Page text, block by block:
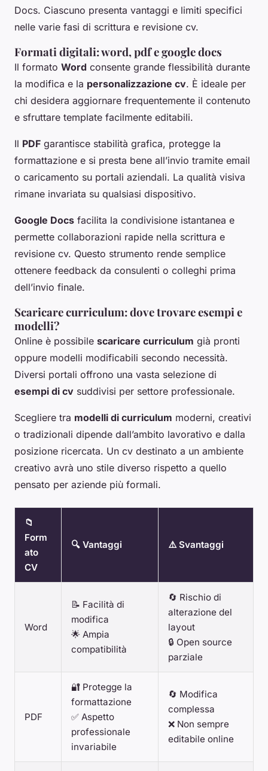
Docs. Ciascuno presenta vantaggi e limiti specifici
nelle varie fasi di scrittura e revisione cv.
Formati digitali: word, pdf e google docs
Il formato Word consente grande flessibilità durante
la modifica e la personalizzazione cv. È ideale per
chi desidera aggiornare frequentemente il contenuto
e sfruttare template facilmente editabili.
Il PDF garantisce stabilità grafica, protegge la
formattazione e si presta bene all’invio tramite email
o caricamento su portali aziendali. La qualità visiva
rimane invariata su qualsiasi dispositivo.
Google Docs facilita la condivisione istantanea e
permette collaborazioni rapide nella scrittura e
revisione cv. Questo strumento rende semplice
ottenere feedback da consulenti o colleghi prima
dell’invio finale.
Scaricare curriculum: dove trovare esempi e
modelli?
Online è possibile scaricare curriculum già pronti
oppure modelli modificabili secondo necessità.
Diversi portali offrono una vasta selezione di
esempi di cv suddivisi per settore professionale.
Scegliere tra modelli di curriculum moderni, creativi
o tradizionali dipende dall’ambito lavorativo e dalla
posizione ricercata. Un cv destinato a un ambiente
creativo avrà uno stile diverso rispetto a quello
pensato per aziende più formali.
📁
Form
ato
CV
🔍 Vantaggi ⚠️ Svantaggi
Word
📝 Facilità di
modifica
🌟 Ampia
compatibilità
🔄 Rischio di
alterazione del
layout
🔒 Open source
parziale
PDF
🔐 Protegge la
formattazione
✅ Aspetto
professionale
invariabile
🔄 Modifica
complessa
❌ Non sempre
editabile online